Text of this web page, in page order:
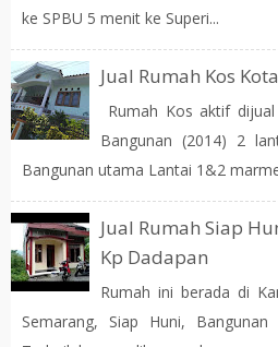
ke SPBU 5 menit ke Superi...
Jual Rumah Kos
Rumah Kos aktif
Bangunan (2014) 2
Bangunan utama Lantai 1&2
Jual Rumah Siap
Kp Dadapan
Rumah ini berada di
Semarang, Siap Huni,